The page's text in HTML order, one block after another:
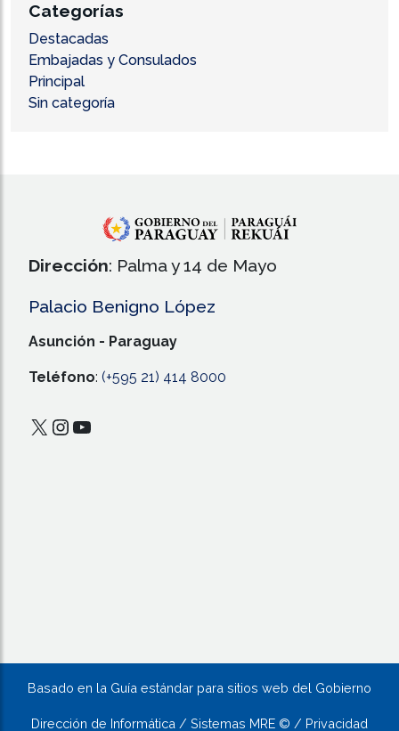
Categorías
Destacadas
Embajadas y Consulados
Principal
Sin categoría
Dirección: Palma y 14 de Mayo
Palacio Benigno López
Asunción - Paraguay
Teléfono: (+595 21) 414 8000
X Instagram
YouTube
Basado en la Guía estándar para sitios web del Gobierno
Dirección de Informática / Sistemas MRE © / Privacidad